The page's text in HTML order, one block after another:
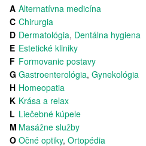
A Alternatívna medicína
C Chirurgia
D Dermatológia, Dentálna hygiena
E Estetické kliniky
F Formovanie postavy
G Gastroenterológia, Gynekológia
H Homeopatia
K Krása a relax
L Liečebné kúpele
M Masážne služby
O Očné optiky, Ortopédia